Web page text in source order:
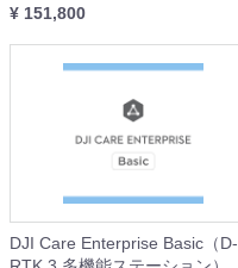
¥ 151,800
DJI Care Enterprise Basic（D-